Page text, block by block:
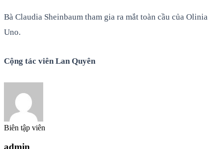
Bà Claudia Sheinbaum tham gia ra mắt toàn cầu của Olinia
Uno.
Cộng tác viên Lan Quyên
Biên tập viên
admin